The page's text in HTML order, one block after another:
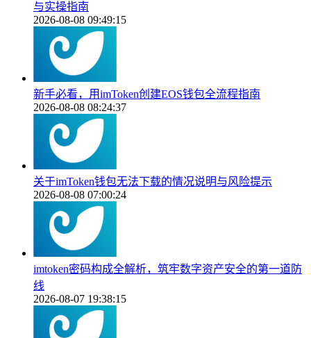
与实操指南
2026-08-08 09:49:15
新手必看，用imToken创建EOS钱包全流程指南
2026-08-08 08:24:37
关于imToken钱包无法下载的情况说明与风险提示
2026-08-08 07:00:24
imtoken密码构成全解析，筑牢数字资产安全的第一道防
线
2026-08-07 19:38:15